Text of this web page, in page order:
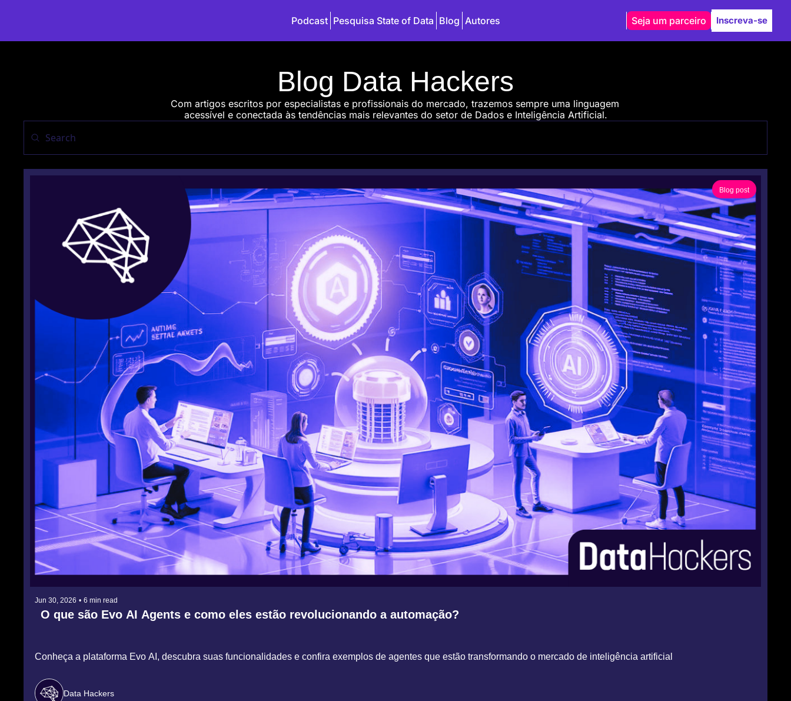
Podcast Pesquisa State of Data Blog Autores Seja um parceiro Inscreva-se
Blog Data Hackers
Com artigos escritos por especialistas e profissionais do mercado, trazemos sempre uma linguagem
acessível e conectada às tendências mais relevantes do setor de Dados e Inteligência Artificial.
Blog post
Jun 30, 2026 • 6 min read
O que são Evo AI Agents e como eles estão revolucionando a automação?
Conheça a plataforma Evo AI, descubra suas funcionalidades e confira exemplos de agentes que estão transformando o mercado de inteligência artificial
Data Hackers